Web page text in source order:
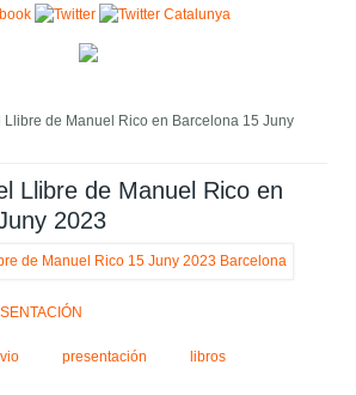
Llibre de Manuel Rico en Barcelona 15 Juny
Llibre de Manuel Rico en
2023
presentación libros